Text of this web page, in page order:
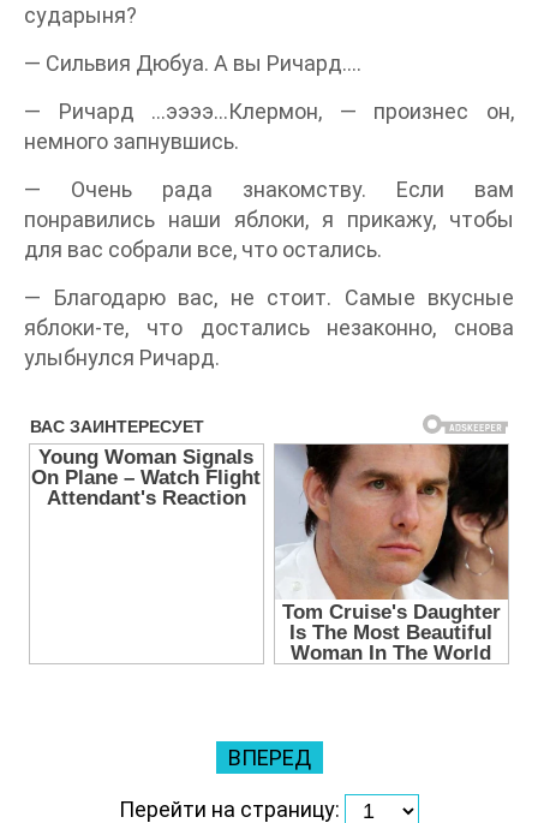
сударыня?
— Сильвия Дюбуа. А вы Ричард….
— Ричард …ээээ…Клермон, — произнес он,
немного запнувшись.
— Очень рада знакомству. Если вам
понравились наши яблоки, я прикажу, чтобы
для вас собрали все, что остались.
— Благодарю вас, не стоит. Самые вкусные
яблоки-те, что достались незаконно, снова
улыбнулся Ричард.
ВПЕРЕД
Перейти на страницу: